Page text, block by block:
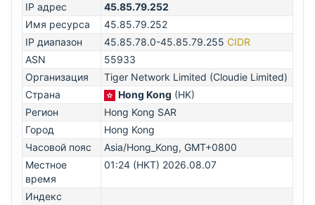
IP адрес
45.85.79.252
Имя ресурса
45.85.79.252
IP диапазон
45.85.78.0-45.85.79.255 CIDR
ASN
55933
Организация
Tiger Network Limited (Cloudie Limited)
Страна
Hong Kong (HK)
Регион
Hong Kong SAR
Город
Hong Kong
Часовой пояс
Asia/Hong_Kong, GMT+0800
Местное
время
01:24 (HKT) 2026.08.07
Индекс